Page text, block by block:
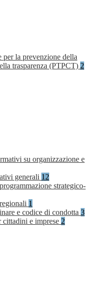
per la prevenzione della
trasparenza (PTPCT) 2
su organizzazione e
generali 12
strategico-
1
e codice di condotta 3
e imprese 2